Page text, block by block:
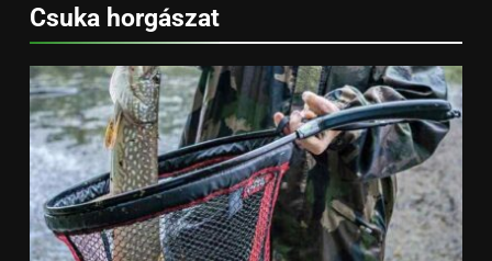
Csuka horgászat